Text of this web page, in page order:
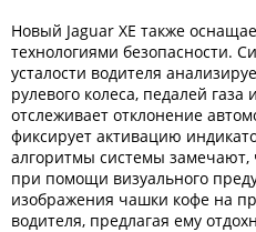
Новый Jaguar XE также
технологиями безопасности.
усталости водителя
рулевого колеса, педалей газа
отслеживает отклонение
фиксирует активацию
алгоритмы системы замечают,
при помощи визуального
изображения чашки кофе на
водителя, предлагая ему